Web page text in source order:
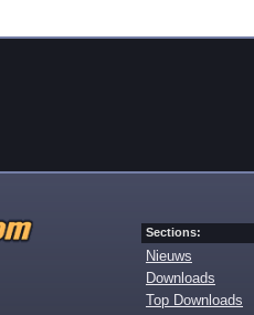
Sections:
Nieuws
Downloads
Top Downloads